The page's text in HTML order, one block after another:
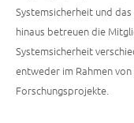
Systemsicherheit und
hinaus betreuen die
Systemsicherheit
entweder im Rahmen
Forschungsprojekte.